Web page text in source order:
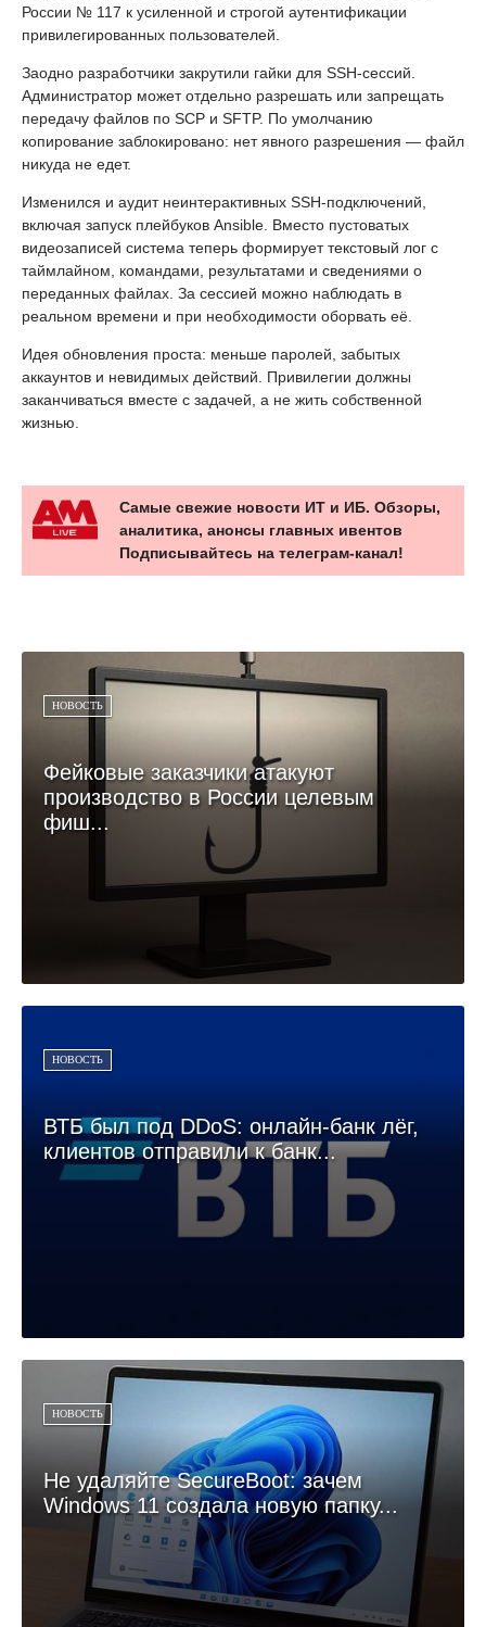
России № 117 к усиленной и строгой аутентификации
привилегированных пользователей.
Заодно разработчики закрутили гайки для SSH-сессий.
Администратор может отдельно разрешать или запрещать
передачу файлов по SCP и SFTP. По умолчанию
копирование заблокировано: нет явного разрешения — файл
никуда не едет.
Изменился и аудит неинтерактивных SSH-подключений,
включая запуск плейбуков Ansible. Вместо пустоватых
видеозаписей система теперь формирует текстовый лог с
таймлайном, командами, результатами и сведениями о
переданных файлах. За сессией можно наблюдать в
реальном времени и при необходимости оборвать её.
Идея обновления проста: меньше паролей, забытых
аккаунтов и невидимых действий. Привилегии должны
заканчиваться вместе с задачей, а не жить собственной
жизнью.
Самые свежие новости ИТ и ИБ. Обзоры,
аналитика, анонсы главных ивентов
Подписывайтесь на телеграм-канал!
НОВОСТЬ
Фейковые заказчики атакуют
производство в России целевым
фиш...
НОВОСТЬ
ВТБ был под DDoS: онлайн-банк лёг,
клиентов отправили к банк...
НОВОСТЬ
Не удаляйте SecureBoot: зачем
Windows 11 создала новую папку...